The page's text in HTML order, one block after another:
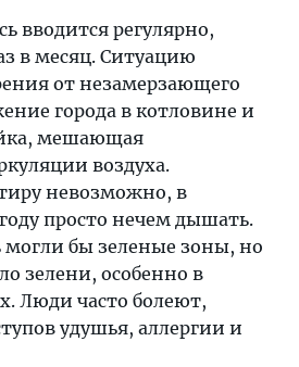
вводится регулярно,
в месяц. Ситуацию
от незамерзающего
города в котловине и
мешающая
воздуха.
невозможно, в
просто нечем дышать.
могли бы зеленые зоны, но
зелени, особенно в
Люди часто болеют,
удушья, аллергии и